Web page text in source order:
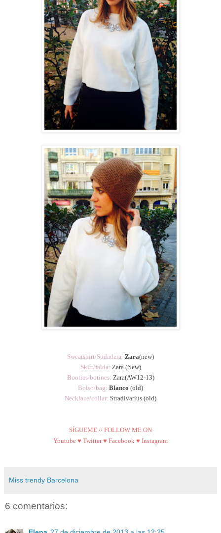
Sweatshirt/Sudadera: Zara(new)
Skirt/falda: Zara(New)
Booties/botines: Zara(AW12-13)
Bolso/bag: Blanco (old)
Necklace/collar: Stradivarius (old)
SÍGUEME // FOLLOW ME ON
Youtube ♥ Twitter♥ Facebook ♥ Instagram
Miss trendy Barcelona
6 comentarios: